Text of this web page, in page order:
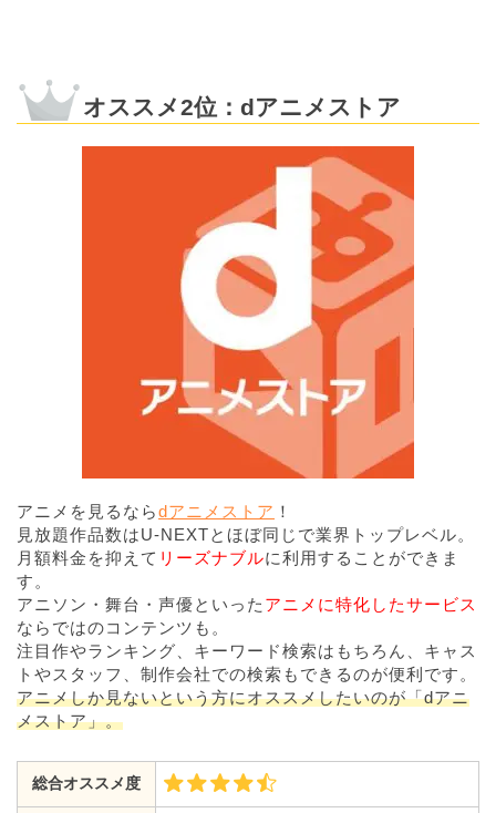
オススメ2位：dアニメストア
アニメを見るならdアニメストア ！
見放題作品数はU-NEXTとほぼ同じで業界トップレベル。
月額料金を抑えて リーズナブルに利用することができま
す。
アニソン・舞台・声優といった アニメに特化したサービス
ならではのコンテンツも。
注目作やランキング、キーワード検索はもちろん、キャス
トやスタッフ、制作会社での検索もできるのが便利です。
アニメしか見ないという方にオススメしたいのが「dアニ
メストア」。
総合オススメ度